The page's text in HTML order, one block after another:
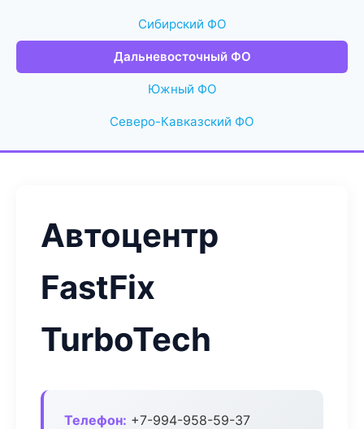
Сибирский ФО
Дальневосточный ФО
Южный ФО
Северо-Кавказский ФО
Автоцентр
FastFix
TurboTech
Телефон: +7-994-958-59-37